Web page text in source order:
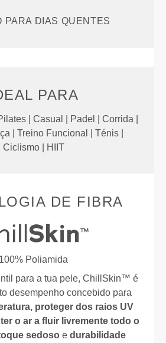
PARA DIAS QUENTES
PARA
| Casual | Padel | Corrida |
| Treino Funcional | Ténis |
Ciclismo | HIIT
DE FIBRA
100% Poliamida
para a tua pele, ChillSkin™ é
desempenho concebido para
proteger dos raios UV
o ar a fluir livremente todo o
sedoso e durabilidade